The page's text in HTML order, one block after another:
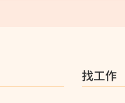
找工作